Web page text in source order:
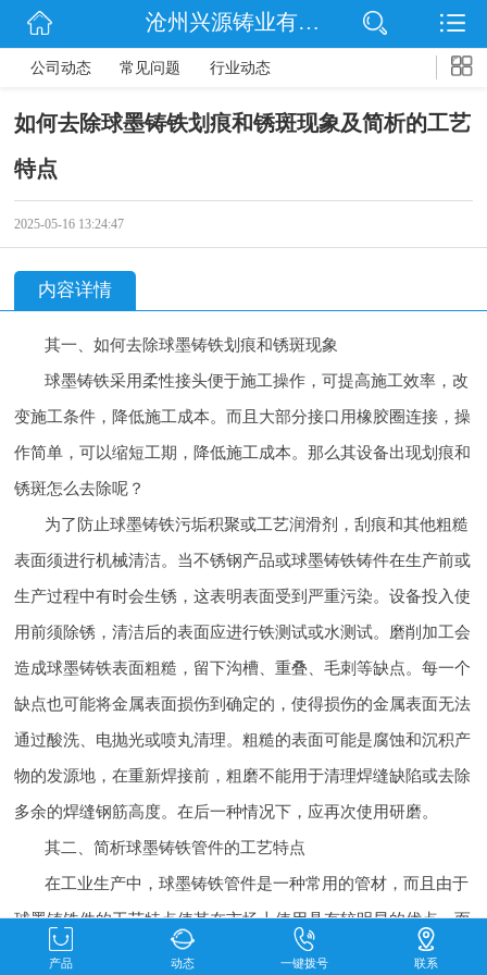
网站首页
信息动态
企业文化
沧州兴源铸业有限公司
公司动态 常见问题 行业动态
如何去除球墨铸铁划痕和锈斑现象及简析的工艺
特点
2025-05-16 13:24:47
内容详情
其一、如何去除球墨铸铁划痕和锈斑现象
球墨铸铁采用柔性接头便于施工操作，可提高施工效率，改
变施工条件，降低施工成本。而且大部分接口用橡胶圈连接，操
作简单，可以缩短工期，降低施工成本。那么其设备出现划痕和
锈斑怎么去除呢？
为了防止球墨铸铁污垢积聚或工艺润滑剂，刮痕和其他粗糙
表面须进行机械清洁。当不锈钢产品或球墨铸铁铸件在生产前或
生产过程中有时会生锈，这表明表面受到严重污染。设备投入使
用前须除锈，清洁后的表面应进行铁测试或水测试。磨削加工会
造成球墨铸铁表面粗糙，留下沟槽、重叠、毛刺等缺点。每一个
缺点也可能将金属表面损伤到确定的，使得损伤的金属表面无法
通过酸洗、电抛光或喷丸清理。粗糙的表面可能是腐蚀和沉积产
物的发源地，在重新焊接前，粗磨不能用于清理焊缝缺陷或去除
多余的焊缝钢筋高度。在后一种情况下，应再次使用研磨。
其二、简析球墨铸铁管件的工艺特点
在工业生产中，球墨铸铁管件是一种常用的管材，而且由于
球墨铸铁件的工艺特点使其在市场上使用具有较明显的优点，而
且其通过相应工艺的处理，不仅能够的提高球墨铸铁管件外表的
产品 动态 一键拨号 联系